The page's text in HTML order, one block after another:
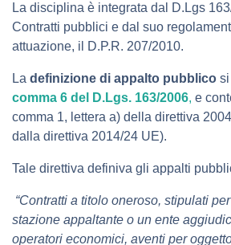
La disciplina è integrata dal D.Lgs
Contratti pubblici e dal suo
attuazione, il D.P.R. 207/2010.
La definizione di appalto pubblico si
comma 6 del D.Lgs. 163/2006, e
comma 1, lettera a) della direttiva
dalla direttiva 2014/24 UE).
Tale direttiva definiva gli appalti
“Contratti a titolo oneroso, stipulati
stazione appaltante o un ente
operatori economici, aventi per